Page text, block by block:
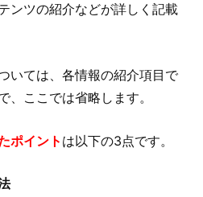
ンツの紹介などが詳しく記載
いては、各情報の紹介項目で
、ここでは省略します。
ポイント は以下の3点です。